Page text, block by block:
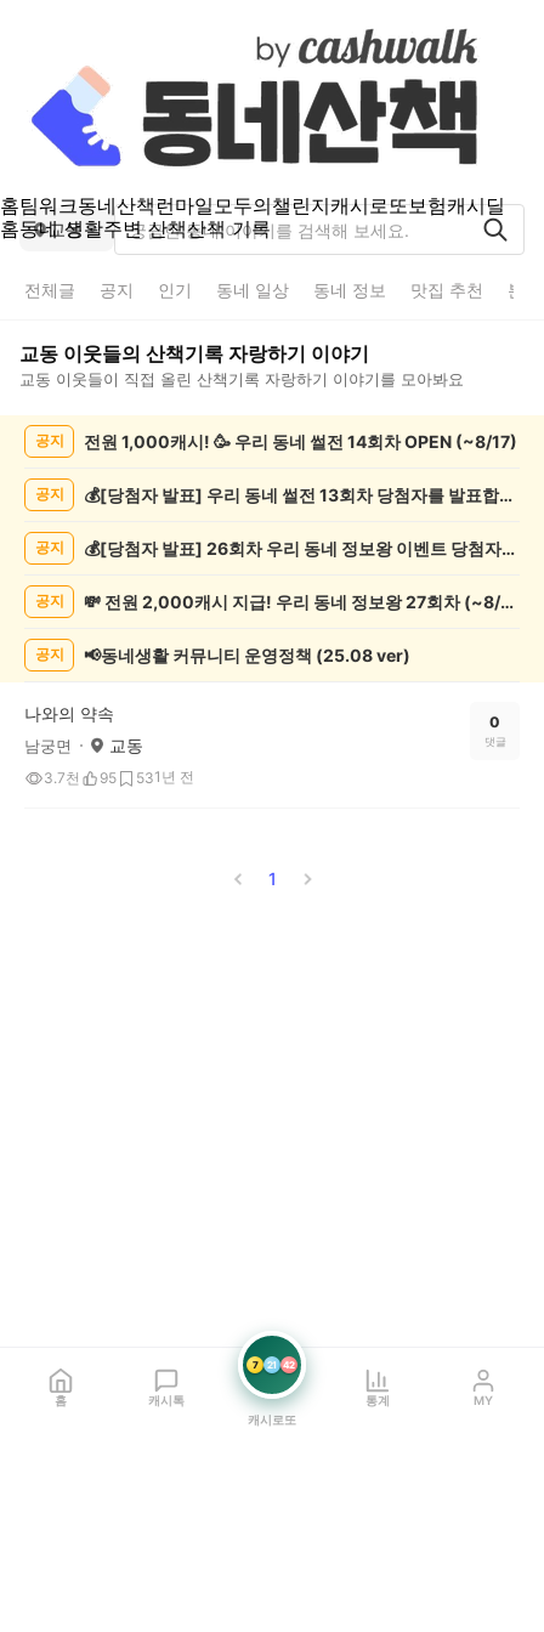
홈팀워크동네산책런마일모두의챌린지캐시로또보험캐시딜
홈동네 생활주변 산책산책 기록
교동
전체글 공지 인기 동네 일상 동네 정보 맛집 추천 분
교동 이웃들의 산책기록 자랑하기 이야기
교동 이웃들이 직접 올린 산책기록 자랑하기 이야기를 모아봐요
시
공지 전원 1,000캐시! 🥳 우리 동네 썰전 14회차 OPEN (~8/17)
공지 💰[당첨자 발표] 우리 동네 썰전 13회차 당첨자를 발표합니다!
공지 💰[당첨자 발표] 26회차 우리 동네 정보왕 이벤트 당첨자를 발표합니다!
공지 💸 전원 2,000캐시 지급! 우리 동네 정보왕 27회차 (~8/10)
공지 📢동네생활 커뮤니티 운영정책 (25.08 ver)
나와의 약속
남궁면 교동
3.7천 95 531년 전
0
댓글
1
홈 캐시톡
7 21 42
캐시로또
통계 MY